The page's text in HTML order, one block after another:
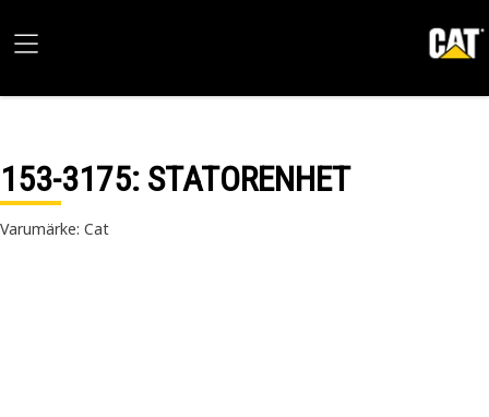
153-3175: STATORENHET
Varumärke: Cat